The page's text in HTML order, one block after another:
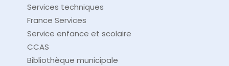
Services techniques
France Services
Service enfance et scolaire
CCAS
Bibliothèque municipale